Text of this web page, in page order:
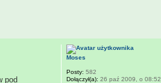
pod
Moses
Posty: 582
Dołączył(a): 26 paź 2009, o 08:52